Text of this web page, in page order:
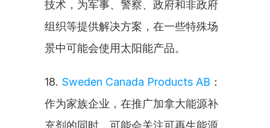
技术，为军事、警察、政府和非政府
组织等提供解决方案，在一些特殊场
景中可能会使用太阳能产品。
18. Sweden Canada Products AB ：
作为家族企业，在推广加拿大能源补
充剂的同时，可能会关注可再生能源